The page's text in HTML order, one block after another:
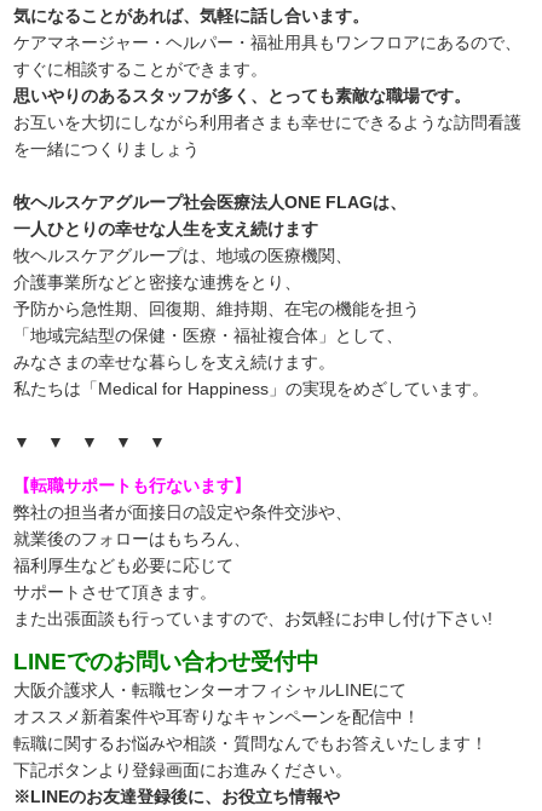
気になることがあれば、気軽に話し合います。
ケアマネージャー・ヘルパー・福祉用具もワンフロアにあるので、
すぐに相談することができます。
思いやりのあるスタッフが多く、とっても素敵な職場です。
お互いを大切にしながら利用者さまも幸せにできるような訪問看護
を一緒につくりましょう
牧ヘルスケアグループ社会医療法人ONE FLAGは、
一人ひとりの幸せな人生を支え続けます
牧ヘルスケアグループは、地域の医療機関、
介護事業所などと密接な連携をとり、
予防から急性期、回復期、維持期、在宅の機能を担う
「地域完結型の保健・医療・福祉複合体」として、
みなさまの幸せな暮らしを支え続けます。
私たちは「Medical for Happiness」の実現をめざしています。
▼ ▼ ▼ ▼ ▼
【転職サポートも行ないます】
弊社の担当者が面接日の設定や条件交渉や、
就業後のフォローはもちろん、
福利厚生なども必要に応じて
サポートさせて頂きます。
また出張面談も行っていますので、 お気軽にお申し付け下さい!
LINEでのお問い合わせ受付中
大阪介護求人・転職センターオフィシャルLINEにて
オススメ新着案件や耳寄りなキャンペーンを配信中！
転職に関するお悩みや相談・質問なんでもお答えいたします！
下記ボタンより登録画面にお進みください。
※LINEのお友達登録後に、お役立ち情報や